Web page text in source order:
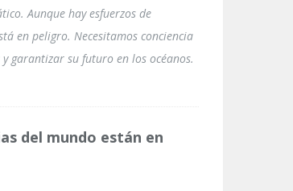
Aunque hay esfuerzos de
en peligro. Necesitamos conciencia
garantizar su futuro en los océanos.
del mundo están en